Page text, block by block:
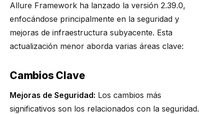
Allure Framework ha lanzado la versión 2.39.0,
enfocándose principalmente en la seguridad y
mejoras de infraestructura subyacente. Esta
actualización menor aborda varias áreas clave:
Cambios Clave
Mejoras de Seguridad: Los cambios más
significativos son los relacionados con la seguridad.